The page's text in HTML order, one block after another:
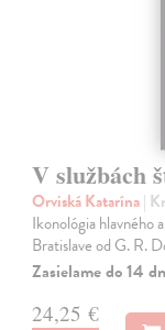
V službách
Orviská Katarína|
Ikonológia hlavného
Bratislave od G. R.
Zasielame do 14
24,25 €